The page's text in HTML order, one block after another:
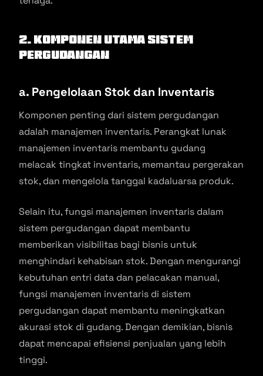
2. Komponen Utama Sistem
Pergudangan
a. Pengelolaan Stok dan Inventaris
Komponen penting dari sistem pergudangan
adalah manajemen inventaris. Perangkat lunak
manajemen inventaris membantu gudang
melacak tingkat inventaris, memantau pergerakan
stok, dan mengelola tanggal kadaluarsa produk.
Selain itu, fungsi manajemen inventaris dalam
sistem pergudangan dapat membantu
memberikan visibilitas bagi bisnis untuk
menghindari kehabisan stok. Dengan mengurangi
kebutuhan entri data dan pelacakan manual,
fungsi manajemen inventaris di sistem
pergudangan dapat membantu meningkatkan
akurasi stok di gudang. Dengan demikian, bisnis
dapat mencapai efisiensi penjualan yang lebih
tinggi.